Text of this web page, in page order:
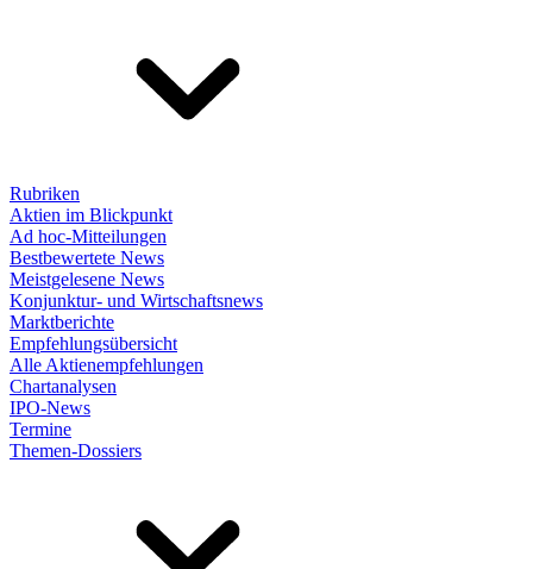
Rubriken
Aktien im Blickpunkt
Ad hoc-Mitteilungen
Bestbewertete News
Meistgelesene News
Konjunktur- und Wirtschaftsnews
Marktberichte
Empfehlungsübersicht
Alle Aktienempfehlungen
Chartanalysen
IPO-News
Termine
Themen-Dossiers